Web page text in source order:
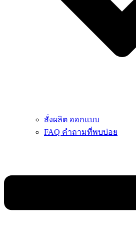
สั่งผลิต ออกแบบ
FAQ คำถามที่พบบ่อย